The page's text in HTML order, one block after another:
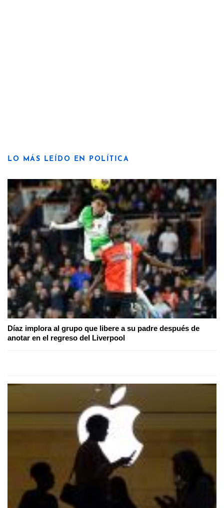
LO MÁS LEÍDO EN POLÍTICA
Díaz implora al grupo que libere a su padre después de
anotar en el regreso del Liverpool